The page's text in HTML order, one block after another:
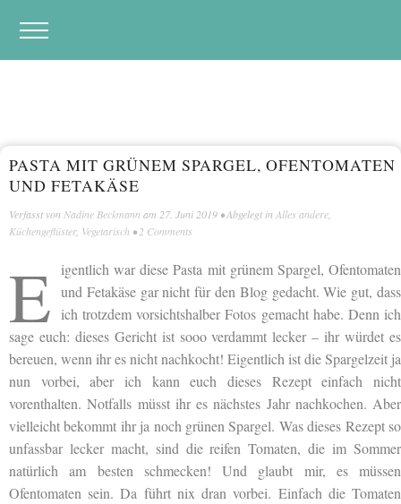
PASTA MIT GRÜNEM SPARGEL, OFENTOMATEN
UND FETAKÄSE
Verfasst von Nadine Beckmann am 27. Juni 2019 • Abgelegt in Alles andere
Küchengeflüster, Vegetarisch •2 Comments
E
igentlich war diese Pasta mit grünem Spargel, Ofentomaten
und Fetakäse gar nicht für den Blog gedacht. Wie gut, dass
ich trotzdem vorsichtshalber Fotos gemacht habe. Denn ich
sage euch: dieses Gericht ist sooo verdammt lecker – ihr würdet es
bereuen, wenn ihr es nicht nachkocht! Eigentlich ist die Spargelzeit ja
nun vorbei, aber ich kann euch dieses Rezept einfach nicht
vorenthalten. Notfalls müsst ihr es nächstes Jahr nachkochen. Aber
vielleicht bekommt ihr ja noch grünen Spargel. Was dieses Rezept so
unfassbar lecker macht, sind die reifen Tomaten, die im Sommer
natürlich am besten schmecken! Und glaubt mir, es müssen
Ofentomaten sein. Da führt nix dran vorbei. Einfach die Tomaten